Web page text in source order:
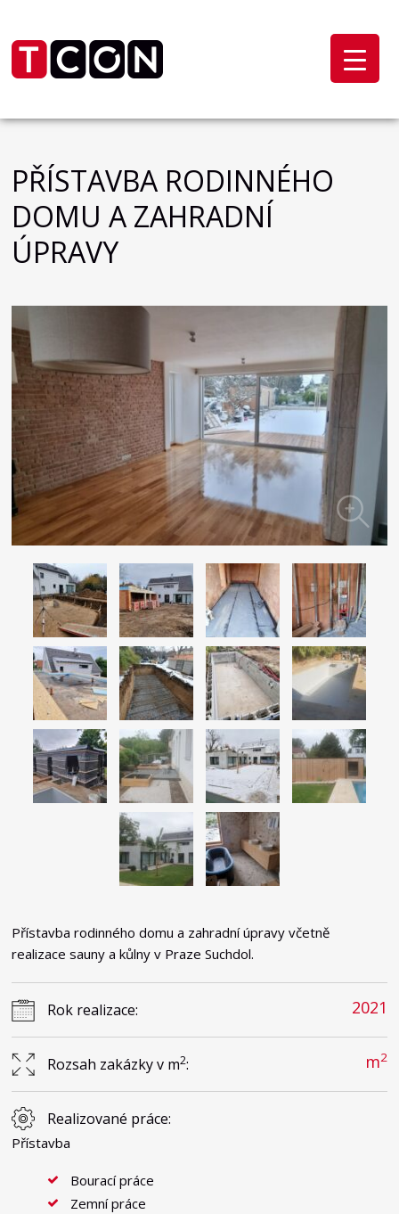
PŘÍSTAVBA RODINNÉHO
DOMU A ZAHRADNÍ
ÚPRAVY
Přístavba rodinného domu a zahradní úpravy včetně
realizace sauny a kůlny v Praze Suchdol.
Rok realizace: 2021
Rozsah zakázky v m2: m2
Realizované práce:
Přístavba
Bourací práce
Zemní práce